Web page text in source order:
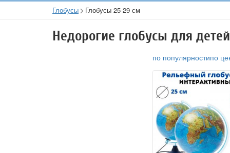
Глобусы Глобусы 25-29 см
Недорогие глобусы для
по популярностипо